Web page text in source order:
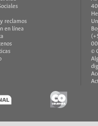
reclamos
en línea
©